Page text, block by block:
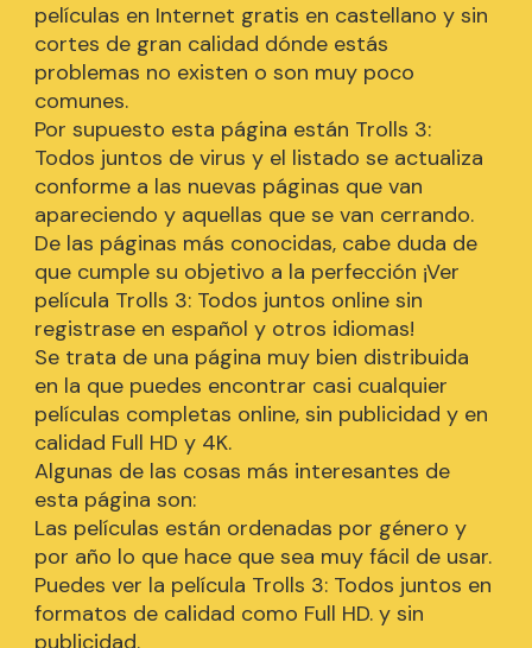
películas en Internet gratis en castellano y sin
cortes de gran calidad dónde estás
problemas no existen o son muy poco
comunes.
Por supuesto esta página están Trolls 3:
Todos juntos de virus y el listado se actualiza
conforme a las nuevas páginas que van
apareciendo y aquellas que se van cerrando.
De las páginas más conocidas, cabe duda de
que cumple su objetivo a la perfección ¡Ver
película Trolls 3: Todos juntos online sin
registrase en español y otros idiomas!
Se trata de una página muy bien distribuida
en la que puedes encontrar casi cualquier
películas completas online, sin publicidad y en
calidad Full HD y 4K.
Algunas de las cosas más interesantes de
esta página son:
Las películas están ordenadas por género y
por año lo que hace que sea muy fácil de usar.
Puedes ver la película Trolls 3: Todos juntos en
formatos de calidad como Full HD. y sin